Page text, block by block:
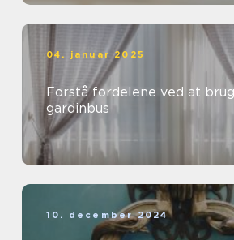
04. januar 2025
Forstå fordelene ved at
gardinbus
10. december 2024